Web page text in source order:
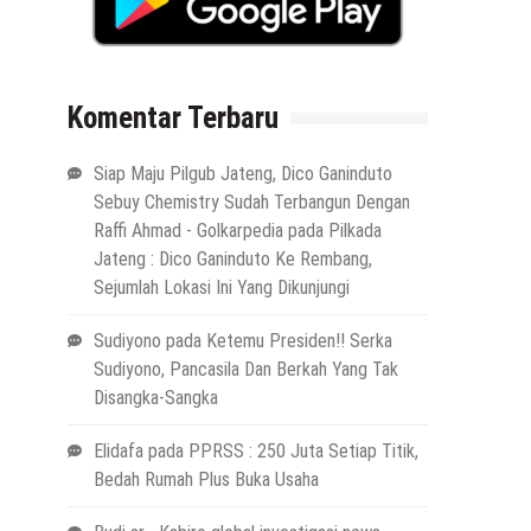
Komentar Terbaru
Siap Maju Pilgub Jateng, Dico Ganinduto
Sebuy Chemistry Sudah Terbangun Dengan
Raffi Ahmad - Golkarpediapada Pilkada
Jateng : Dico Ganinduto Ke Rembang,
Sejumlah Lokasi Ini Yang Dikunjungi
Sudiyono pada Ketemu Presiden!! Serka
Sudiyono, Pancasila Dan Berkah Yang Tak
Disangka-Sangka
Elidafapada PPRSS : 250 Juta Setiap Titik,
Bedah Rumah Plus Buka Usaha